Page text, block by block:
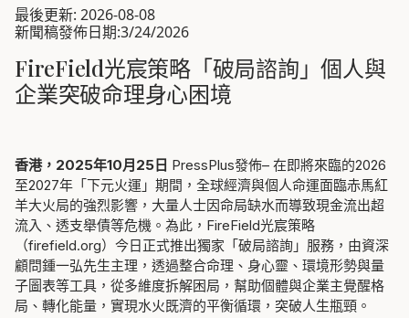
最後更新: 2026-08-08
新聞稿發佈日期:3/24/2026
FireField光宸策略「破局諮詢」個人與
企業突破命理身心困境
香港，2025年10月25日 PressPlus發佈– 在即將來臨的2026
至2027年「下元火運」期間，全球經濟與個人命運面臨赤馬紅
羊大火局的強烈影響，大量人士因命局缺水而導致現金流出超
流入、透支舉債等危機。為此， FireField光宸策略
（firefield.org）今日正式推出獨家「破局諮詢 」服務，由資深
顧問鍾一弘先生主理，透過整合命理、身心靈、環境形勢與量
子圖表等工具，從多維度拆解困局，幫助個體與企業主覺醒格
局、轉化能量 ，實現水火既濟的平衡循環，突破人生瓶頸。